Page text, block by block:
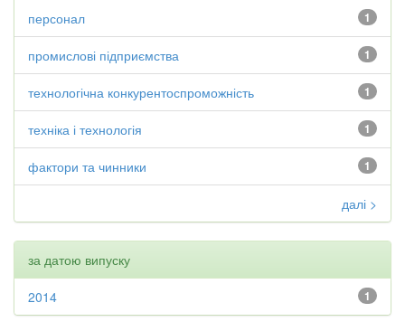
1
персонал
1
промислові підприємства
1
технологічна конкурентоспроможність
1
техніка і технологія
1
фактори та чинники
далі >
за датою випуску
1
2014